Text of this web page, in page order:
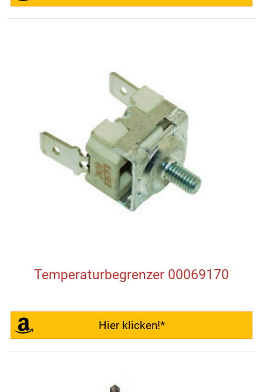
Temperaturbegrenzer 00069170
Hier klicken!*